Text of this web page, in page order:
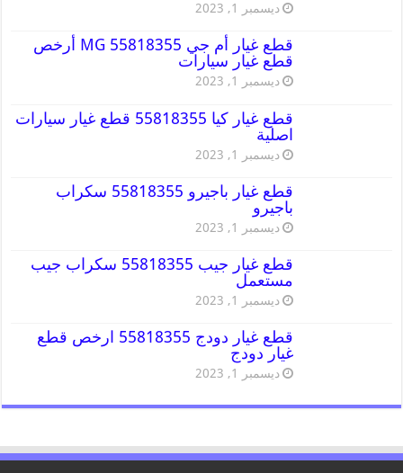
ديسمبر 1, 2023
قطع غيار أم جي MG 55818355 أرخص
قطع غيار سيارات
ديسمبر 1, 2023
قطع غيار كيا 55818355 قطع غيار سيارات
اصلية
ديسمبر 1, 2023
قطع غيار باجيرو 55818355 سكراب
باجيرو
ديسمبر 1, 2023
قطع غيار جيب 55818355 سكراب جيب
مستعمل
ديسمبر 1, 2023
قطع غيار دودج 55818355 ارخص قطع
غيار دودج
ديسمبر 1, 2023